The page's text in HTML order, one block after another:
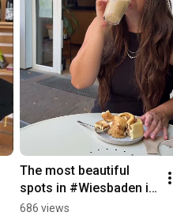
The most beautiful
spots in #Wiesbaden in
one day! 🌿🍕🍷 Our
686 views